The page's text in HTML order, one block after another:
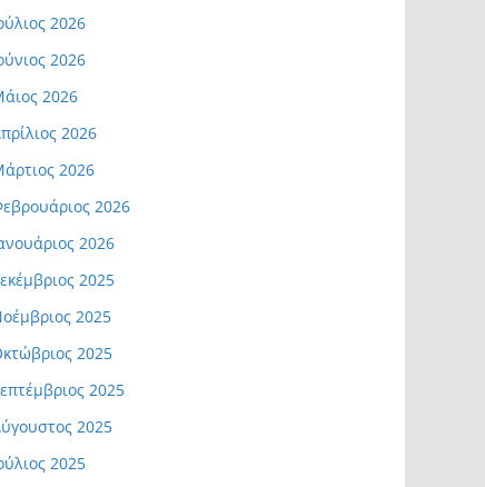
2026
2026
2026
2026
2026
2026
2026
2025
2025
2025
2025
2025
2025